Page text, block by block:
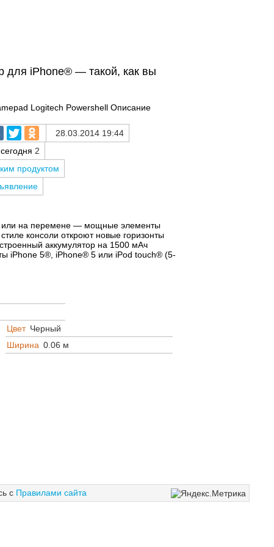
для iPhone® — такой, как вы
Logitech Powershell Описание
28.03.2014 19:44
, сегодня 2
продуктом
или на перемене — мощные элементы
консоли откроют новые горизонты
аккумулятор на 1500 мАч
iPhone 5®, iPhone® 5 или iPod touch® (5-
Цвет Черный
Ширина 0.06 м
с Правилами сайта